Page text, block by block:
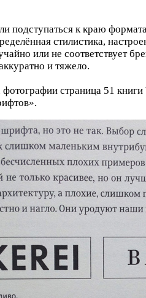
подступаться к краю
стилистика,
или не соответствует
и тяжело.
страница 51